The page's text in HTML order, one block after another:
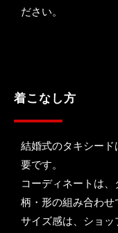
ださい。
着こなし方
結婚式のタキシー
要です。
コーディネートは、
柄・形の組み合わせ
サイズ感は、ショ